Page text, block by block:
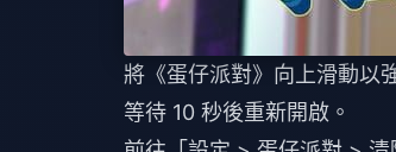
將《蛋仔派對》向上滑動以
等待 10 秒後重新開啟。